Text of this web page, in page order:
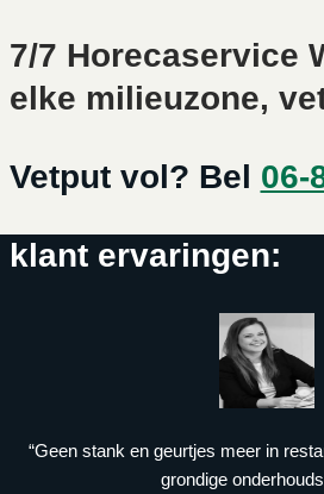
7/7 Horecaservice
elke milieuzone,
Vetput vol? Bel 06-
klant ervaringen:
“Geen stank en geurtjes meer in
grondige